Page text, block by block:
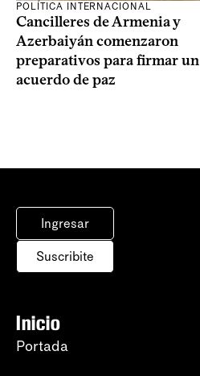
POLÍTICA INTERNACIONAL
Cancilleres de Armenia y
Azerbaiyán comenzaron
preparativos para firmar un
acuerdo de paz
Ingresar
Suscribite
Inicio
Portada